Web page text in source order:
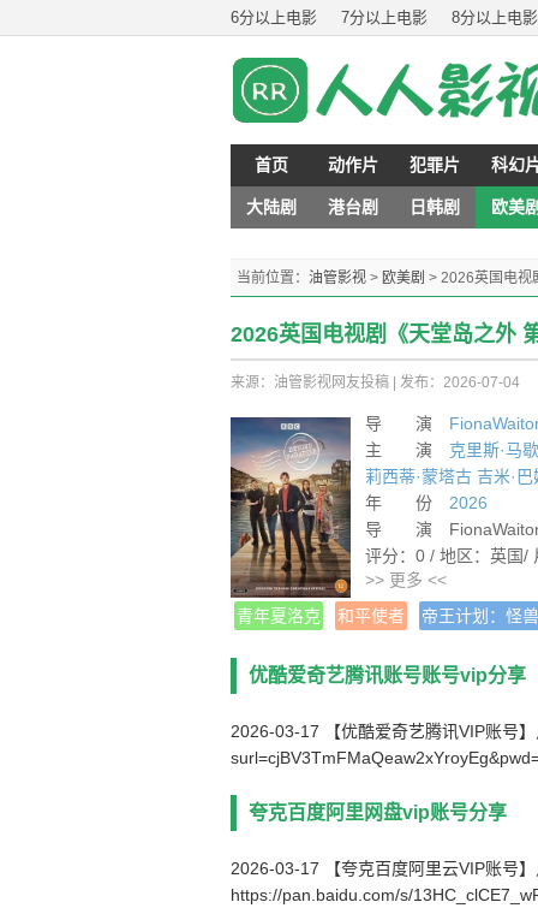
6分以上电影 7分以上电影 8分以上电影
首页 动作片 犯罪片 科幻
大陆剧 港台剧 日韩剧 欧美剧
当前位置： 油管影视 > 欧美剧 > 2026英国电视
2026英国电视剧《天堂岛之外
来源：油管影视网友投稿 发布：2026-07-04
导 演
主 演 克里斯·马
莉西蒂·蒙塔古 吉米·
年 份 2026
导 演
评分：0 / 地区：英国/
热度：4490℃
类型：悬疑/犯罪
语言：英语 编剧：托尼
主演：克里斯·马歇尔/
蒂·蒙塔古/吉米·巴姆
影片别名：
>> 更多 <<
青年夏洛克
和平使者 帝王计划：怪
优酷爱奇艺腾讯账号账号vip分享
2026-03-17 【优酷爱奇艺腾讯VIP账号
夸克百度阿里网盘vip账号分享
2026-03-17 【夸克百度阿里云VIP账号】
https://pan.baidu.com/s/